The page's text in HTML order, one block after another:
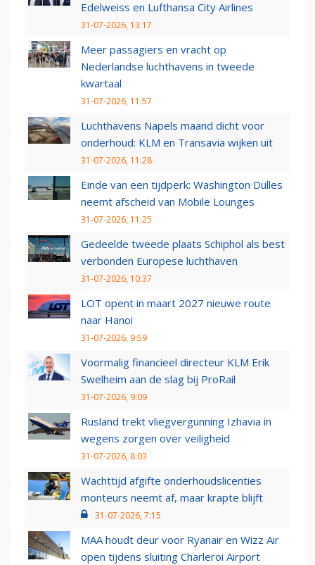
Edelweiss en Lufthansa City Airlines
31-07-2026, 13:17
Meer passagiers en vracht op
Nederlandse luchthavens in tweede
kwartaal
31-07-2026, 11:57
Luchthavens Napels maand dicht voor
onderhoud: KLM en Transavia wijken uit
31-07-2026, 11:28
Einde van een tijdperk: Washington Dulles
neemt afscheid van Mobile Lounges
31-07-2026, 11:25
Gedeelde tweede plaats Schiphol als best
verbonden Europese luchthaven
31-07-2026, 10:37
LOT opent in maart 2027 nieuwe route
naar Hanoi
31-07-2026, 9:59
Voormalig financieel directeur KLM Erik
Swelheim aan de slag bij ProRail
31-07-2026, 9:09
Rusland trekt vliegvergunning Izhavia in
wegens zorgen over veiligheid
31-07-2026, 8:03
Wachttijd afgifte onderhoudslicenties
monteurs neemt af, maar krapte blijft
31-07-2026, 7:15
MAA houdt deur voor Ryanair en Wizz Air
open tijdens sluiting Charleroi Airport